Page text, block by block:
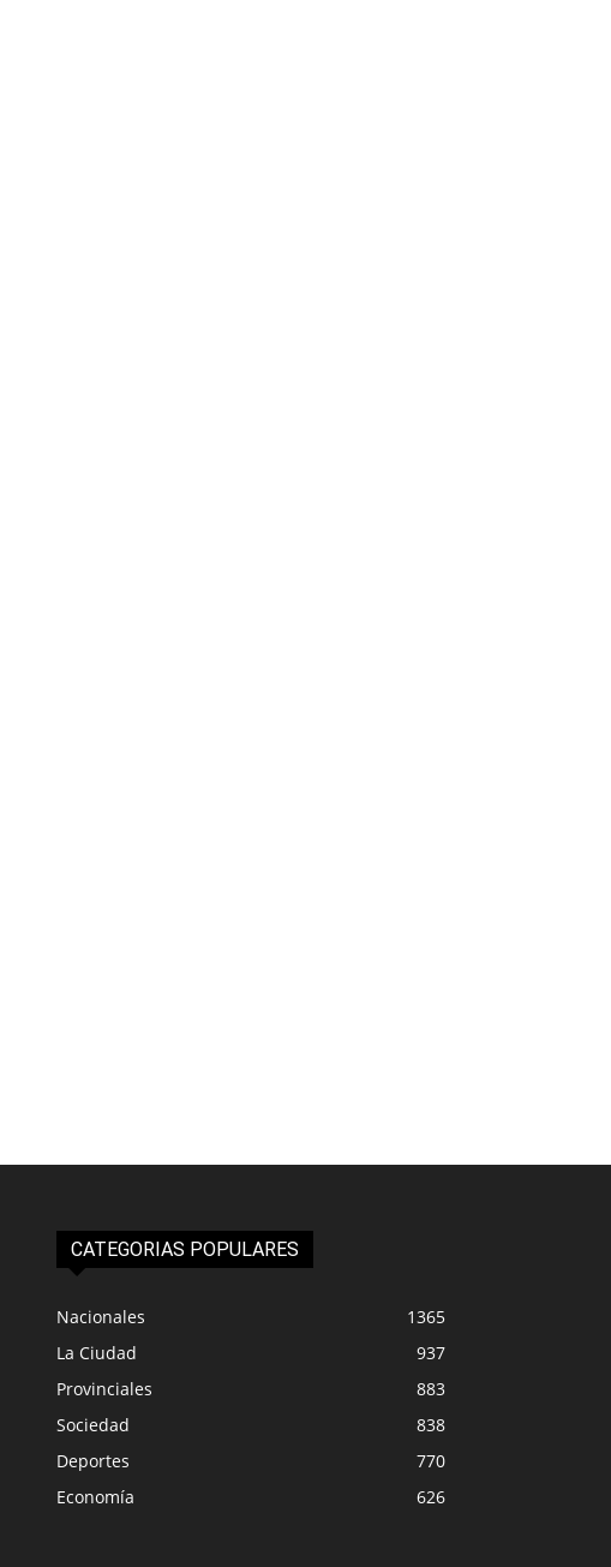
CATEGORIAS POPULARES
Nacionales
1365
La Ciudad
937
Provinciales
883
Sociedad
838
Deportes
770
Economía
626